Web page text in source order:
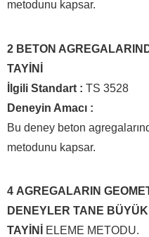
metodunu kapsar.
2 BETON
TAYİNİ
İlgili Standart : TS 3528
Deneyin Amacı :
Bu deney beton
metodunu kapsar.
4 AGREGALARIN
DENEYLER TANE
TAYİNİ
ELEME METODU.